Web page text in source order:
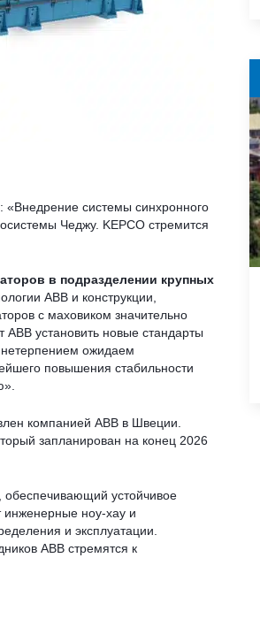
«Внедрение системы синхронного
Чеджу. KEPCO стремится
в подразделении крупных
ABB и конструкции,
с маховиком значительно
ABB установить новые стандарты
ожидаем
повышения стабильности
компанией ABB в Швеции.
запланирован на конец 2026
обеспечивающий устойчивое
ноу-хау и
и эксплуатации.
ABB стремятся к